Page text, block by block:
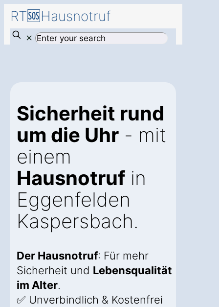
RT🆘Hausnotruf
✕
Sicherheit rund
um die Uhr - mit
einem
Hausnotruf in
Eggenfelden
Kaspersbach.
Der Hausnotruf: Für mehr
Sicherheit und Lebensqualität
im Alter.
✅ Unverbindlich & Kostenfrei